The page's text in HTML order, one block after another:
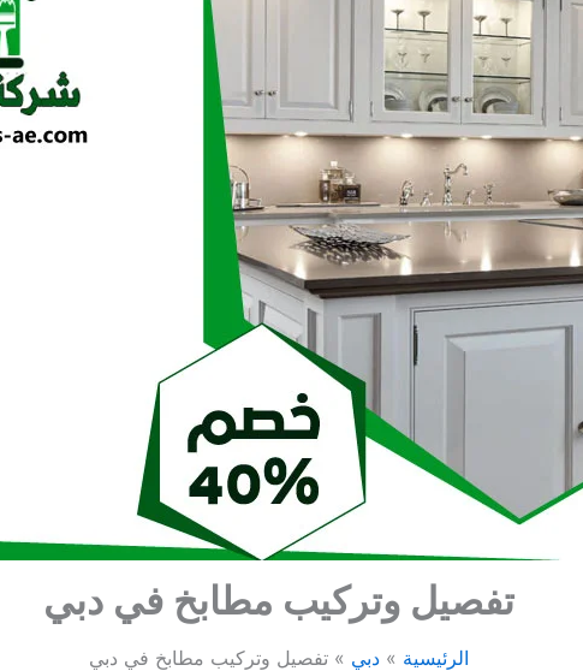
تفصيل وتركيب مطابخ في دبي
الرئيسية دبي تفصيل وتركيب مطابخ في دبي